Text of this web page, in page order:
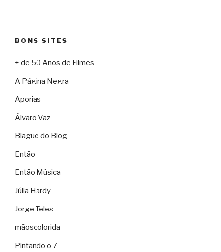
BONS SITES
+ de 50 Anos de Filmes
A Página Negra
Aporias
Álvaro Vaz
Blague do Blog
Então
Então Música
Júlia Hardy
Jorge Teles
mãoscolorida
Pintando o 7